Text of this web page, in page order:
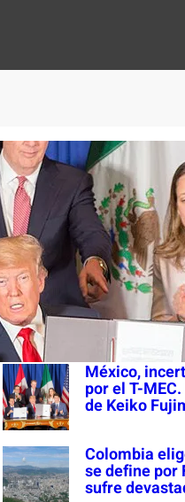
S
e
a
r
c
h
Últimas entradas
Colombia en
institucional.
racismo.
México,
por el T-
de Keiko
Colombia
se define por
sufre